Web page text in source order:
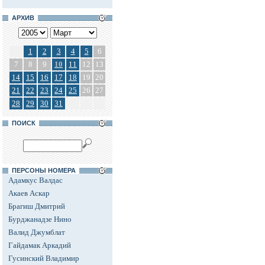
АРХИВ
1 2 3 4 5
6
7
8 9 10 11 12
13
14
15 16 17 18 19 20
21
22 23 24 25 26 27
28
29 30 31
ПОИСК
ПЕРСОНЫ НОМЕРА
Адамкус Валдас
Акаев Аскар
Брагиш Дмитрий
Бурджанадзе Нино
Валид Джумблат
Гайдамак Аркадий
Гусинский Владимир